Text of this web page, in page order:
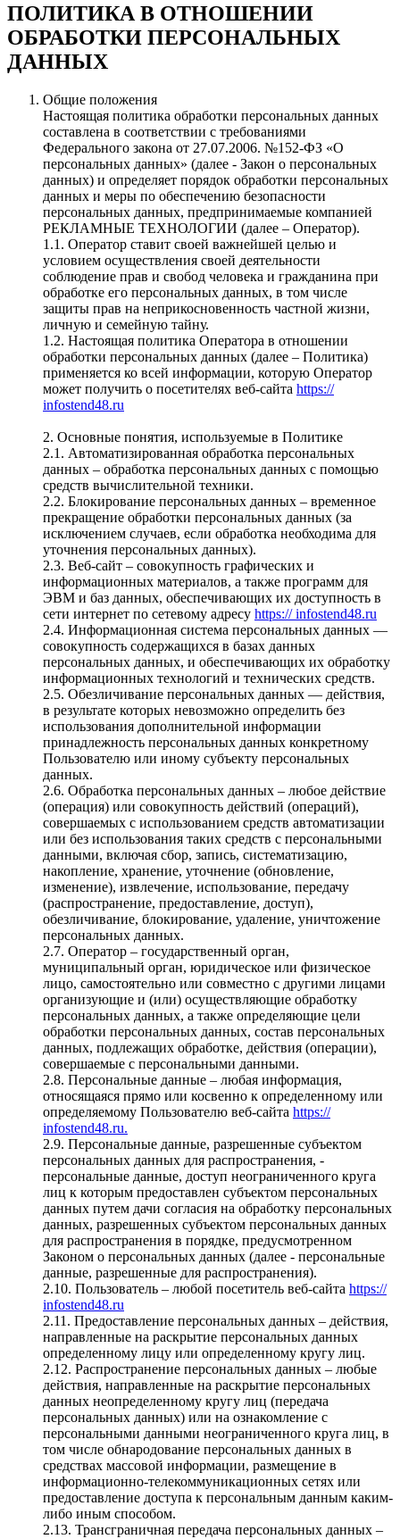
ПОЛИТИКА В ОТНОШЕНИИ
ОБРАБОТКИ ПЕРСОНАЛЬНЫХ
ДАННЫХ
Общие положения
Настоящая политика обработки персональных данных
составлена в соответствии с требованиями
Федерального закона от 27.07.2006. №152-ФЗ «О
персональных данных» (далее - Закон о персональных
данных) и определяет порядок обработки персональных
данных и меры по обеспечению безопасности
персональных данных, предпринимаемые компанией
РЕКЛАМНЫЕ ТЕХНОЛОГИИ (далее – Оператор).
1.1. Оператор ставит своей важнейшей целью и
условием осуществления своей деятельности
соблюдение прав и свобод человека и гражданина при
обработке его персональных данных, в том числе
защиты прав на неприкосновенность частной жизни,
личную и семейную тайну.
1.2. Настоящая политика Оператора в отношении
обработки персональных данных (далее – Политика)
применяется ко всей информации, которую Оператор
может получить о посетителях веб-сайта https://
infostend48.ru
2. Основные понятия, используемые в Политике
2.1. Автоматизированная обработка персональных
данных – обработка персональных данных с помощью
средств вычислительной техники.
2.2. Блокирование персональных данных – временное
прекращение обработки персональных данных (за
исключением случаев, если обработка необходима для
уточнения персональных данных).
2.3. Веб-сайт – совокупность графических и
информационных материалов, а также программ для
ЭВМ и баз данных, обеспечивающих их доступность в
сети интернет по сетевому адресу https:// infostend48.ru
2.4. Информационная система персональных данных —
совокупность содержащихся в базах данных
персональных данных, и обеспечивающих их обработку
информационных технологий и технических средств.
2.5. Обезличивание персональных данных — действия,
в результате которых невозможно определить без
использования дополнительной информации
принадлежность персональных данных конкретному
Пользователю или иному субъекту персональных
данных.
2.6. Обработка персональных данных – любое действие
(операция) или совокупность действий (операций),
совершаемых с использованием средств автоматизации
или без использования таких средств с персональными
данными, включая сбор, запись, систематизацию,
накопление, хранение, уточнение (обновление,
изменение), извлечение, использование, передачу
(распространение, предоставление, доступ),
обезличивание, блокирование, удаление, уничтожение
персональных данных.
2.7. Оператор – государственный орган,
муниципальный орган, юридическое или физическое
лицо, самостоятельно или совместно с другими лицами
организующие и (или) осуществляющие обработку
персональных данных, а также определяющие цели
обработки персональных данных, состав персональных
данных, подлежащих обработке, действия (операции),
совершаемые с персональными данными.
2.8. Персональные данные – любая информация,
относящаяся прямо или косвенно к определенному или
определяемому Пользователю веб-сайта https://
infostend48.ru.
2.9. Персональные данные, разрешенные субъектом
персональных данных для распространения, -
персональные данные, доступ неограниченного круга
лиц к которым предоставлен субъектом персональных
данных путем дачи согласия на обработку персональных
данных, разрешенных субъектом персональных данных
для распространения в порядке, предусмотренном
Законом о персональных данных (далее - персональные
данные, разрешенные для распространения).
2.10. Пользователь – любой посетитель веб-сайта https://
infostend48.ru
2.11. Предоставление персональных данных – действия,
направленные на раскрытие персональных данных
определенному лицу или определенному кругу лиц.
2.12. Распространение персональных данных – любые
действия, направленные на раскрытие персональных
данных неопределенному кругу лиц (передача
персональных данных) или на ознакомление с
персональными данными неограниченного круга лиц, в
том числе обнародование персональных данных в
средствах массовой информации, размещение в
информационно-телекоммуникационных сетях или
предоставление доступа к персональным данным каким-
либо иным способом.
2.13. Трансграничная передача персональных данных –